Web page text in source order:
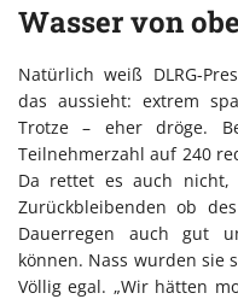
Wasser von
Natürlich weiß DLRG-
das aussieht: extrem
Trotze – eher dröge.
Teilnehmerzahl auf 240
Da rettet es auch nicht,
Zurückbleibenden ob
Dauerregen auch gut
können. Nass wurden sie
Völlig egal. „Wir hätten